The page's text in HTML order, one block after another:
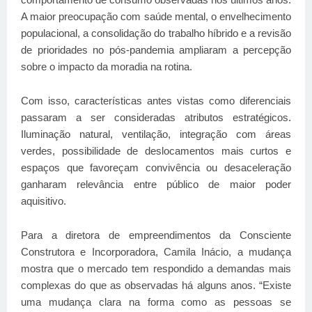
A maior preocupação com saúde mental, o envelhecimento
populacional, a consolidação do trabalho híbrido e a revisão
de prioridades no pós-pandemia ampliaram a percepção
sobre o impacto da moradia na rotina.
Com isso, características antes vistas como diferenciais
passaram a ser consideradas atributos estratégicos.
Iluminação natural, ventilação, integração com áreas
verdes, possibilidade de deslocamentos mais curtos e
espaços que favoreçam convivência ou desaceleração
ganharam relevância entre público de maior poder
aquisitivo.
Para a diretora de empreendimentos da Consciente
Construtora e Incorporadora, Camila Inácio, a mudança
mostra que o mercado tem respondido a demandas mais
complexas do que as observadas há alguns anos. “Existe
uma mudança clara na forma como as pessoas se